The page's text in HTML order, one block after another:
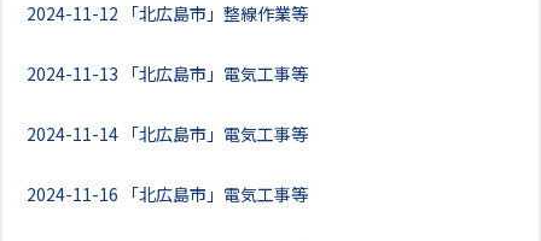
2024-11-12 「北広島市」整線作業等
2024-11-13 「北広島市」電気工事等
2024-11-14 「北広島市」電気工事等
2024-11-16 「北広島市」電気工事等